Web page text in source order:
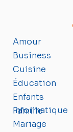
Amour
Business
Cuisine
Éducation
Enfants
Famille
Informatique
Mariage